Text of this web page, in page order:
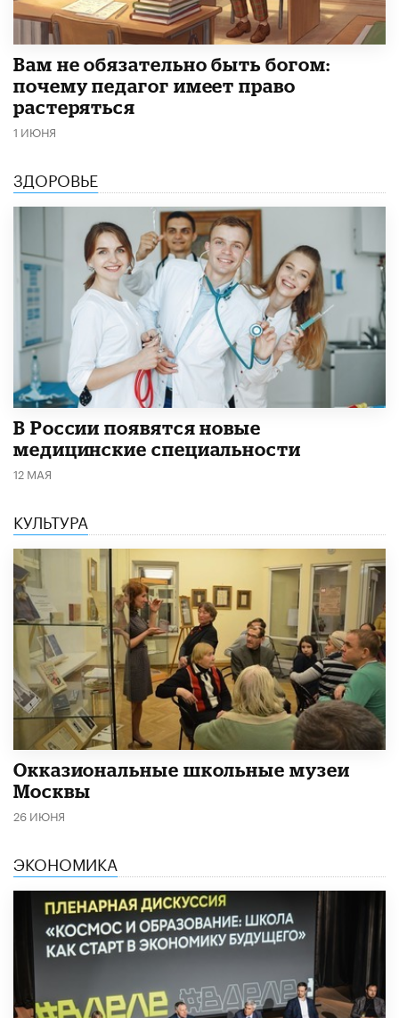
​Вам не обязательно быть богом:
почему педагог имеет право
растеряться
1 ИЮНЯ
ЗДОРОВЬЕ
В России появятся новые
медицинские специальности
12 МАЯ
КУЛЬТУРА
​Окказиональные школьные музеи
Москвы
26 ИЮНЯ
ЭКОНОМИКА